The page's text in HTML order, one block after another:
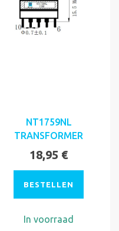
NT1759NL
TRANSFORMER
18,95 €
BESTELLEN
In voorraad